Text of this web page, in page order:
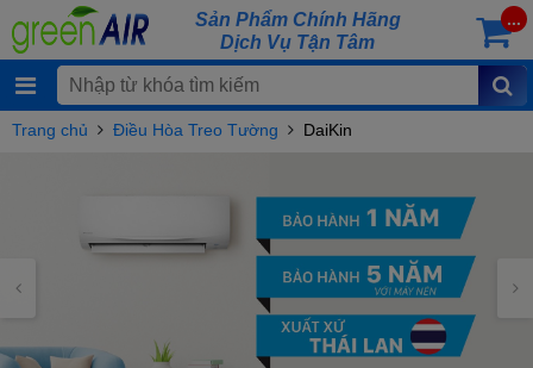
Sản Phẩm Chính Hãng
Dịch Vụ Tận Tâm
...
Trang chủ Điều Hòa Treo Tường DaiKin